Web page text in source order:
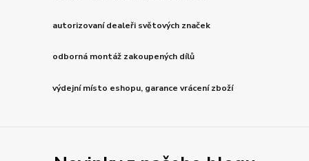
autorizovaní dealeři světových značek
odborná montáž zakoupených dílů
výdejní místo eshopu, garance vrácení zboží